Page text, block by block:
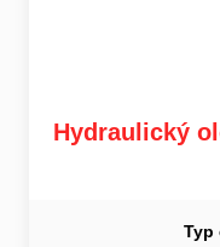
Hydraulický
Typ